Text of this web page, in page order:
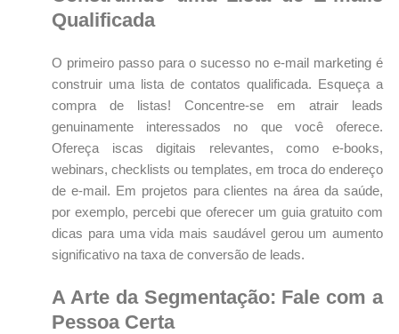
Qualificada
O primeiro passo para o sucesso no e-mail marketing é
construir uma lista de contatos qualificada. Esqueça a
compra de listas! Concentre-se em atrair leads
genuinamente interessados no que você oferece.
Ofereça iscas digitais relevantes, como e-books,
webinars, checklists ou templates, em troca do endereço
de e-mail. Em projetos para clientes na área da saúde,
por exemplo, percebi que oferecer um guia gratuito com
dicas para uma vida mais saudável gerou um aumento
significativo na taxa de conversão de leads.
A Arte da Segmentação: Fale com a
Pessoa Certa